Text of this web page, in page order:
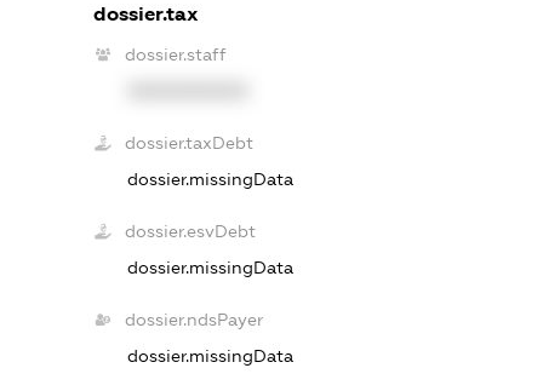
dossier.tax
dossier.staff
dossier.taxDebt
dossier.missingData
dossier.esvDebt
dossier.missingData
dossier.ndsPayer
dossier.missingData